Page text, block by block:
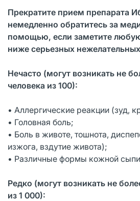
Прекратите прием препарата
немедленно обратитесь за
помощью, если заметите
ниже серьезных
Нечасто (могут возникать не
человека из 100):
• Аллергические реакции (зуд,
• Головная боль;
• Боль в животе, тошнота,
изжога, вздутие живота);
• Различные формы кожной
Редко (могут возникать не
из 1 000):